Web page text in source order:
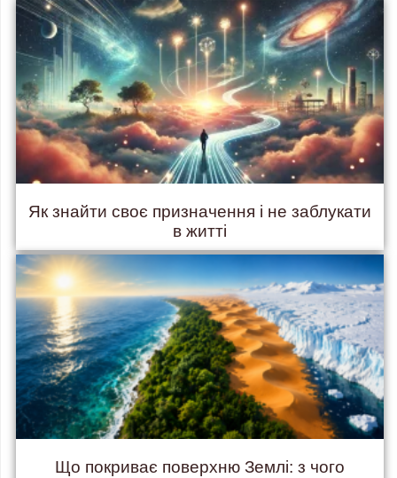
Як знайти своє призначення і не заблукати
в житті
Що покриває поверхню Землі: з чого